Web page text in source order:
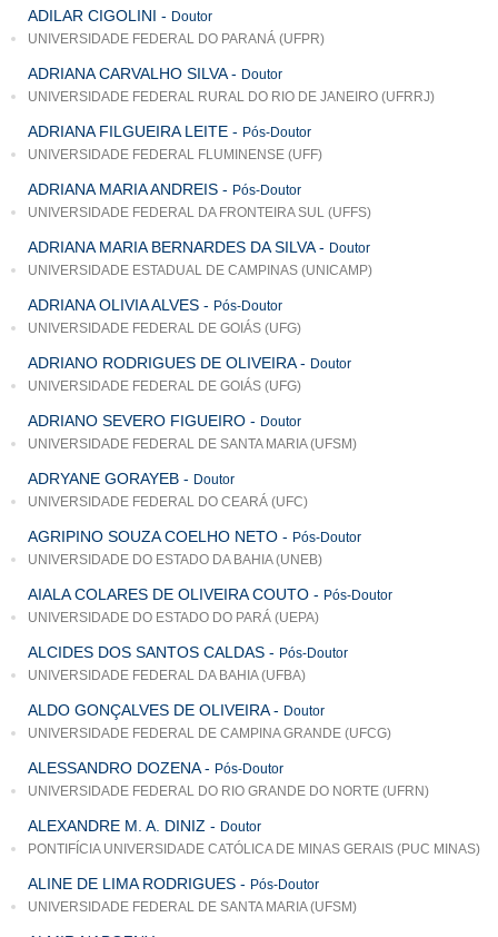
ADILAR CIGOLINI - Doutor
UNIVERSIDADE FEDERAL DO PARANÁ (UFPR)
ADRIANA CARVALHO SILVA- Doutor
UNIVERSIDADE FEDERAL RURAL DO RIO DE JANEIRO (UFRRJ)
ADRIANA FILGUEIRA LEITE - Pós-Doutor
UNIVERSIDADE FEDERAL FLUMINENSE (UFF)
ADRIANA MARIA ANDREIS - Pós-Doutor
UNIVERSIDADE FEDERAL DA FRONTEIRA SUL (UFFS)
ADRIANA MARIA BERNARDES DA SILVA- Doutor
UNIVERSIDADE ESTADUAL DE CAMPINAS (UNICAMP)
ADRIANA OLIVIA ALVES - Pós-Doutor
UNIVERSIDADE FEDERAL DE GOIÁS (UFG)
ADRIANO RODRIGUES DE OLIVEIRA- Doutor
UNIVERSIDADE FEDERAL DE GOIÁS (UFG)
ADRIANO SEVERO FIGUEIRO - Doutor
UNIVERSIDADE FEDERAL DE SANTA MARIA (UFSM)
ADRYANE GORAYEB - Doutor
UNIVERSIDADE FEDERAL DO CEARÁ (UFC)
AGRIPINO SOUZA COELHO NETO - Pós-Doutor
UNIVERSIDADE DO ESTADO DA BAHIA (UNEB)
AIALA COLARES DE OLIVEIRA COUTO - Pós-Doutor
UNIVERSIDADE DO ESTADO DO PARÁ (UEPA)
ALCIDES DOS SANTOS CALDAS - Pós-Doutor
UNIVERSIDADE FEDERAL DA BAHIA (UFBA)
ALDO GONÇALVES DE OLIVEIRA- Doutor
UNIVERSIDADE FEDERAL DE CAMPINA GRANDE (UFCG)
ALESSANDRO DOZENA- Pós-Doutor
UNIVERSIDADE FEDERAL DO RIO GRANDE DO NORTE (UFRN)
ALEXANDRE M. A. DINIZ - Doutor
PONTIFÍCIA UNIVERSIDADE CATÓLICA DE MINAS GERAIS (PUC MINAS)
ALINE DE LIMA RODRIGUES - Pós-Doutor
UNIVERSIDADE FEDERAL DE SANTA MARIA (UFSM)